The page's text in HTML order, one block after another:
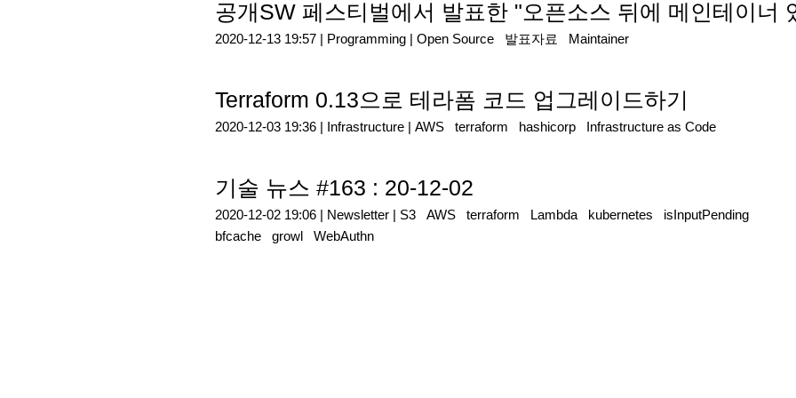
공개SW 페스티벌에서 발표한 "오픈소스 뒤에 메인테이너
2020-12-13 19:57 | Programming | Open Source 발표자료 Maintainer
Terraform 0.13으로 테라폼 코드 업그레이드하기
2020-12-03 19:36 | Infrastructure | AWS terraform hashicorp Infrastructure as Code
기술 뉴스 #163 : 20-12-02
2020-12-02 19:06 | Newsletter | S3 AWS terraform Lambda kubernetes
isInputPending
bfcache
growl WebAuthn